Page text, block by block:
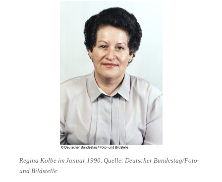
Regina Kolbe im Januar 1990. Quelle: Deutscher Bundestag/Foto-
und Bildstelle